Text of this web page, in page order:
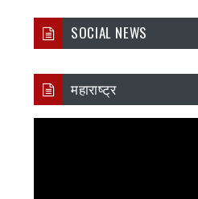
SOCIAL NEWS
महाराष्ट्र